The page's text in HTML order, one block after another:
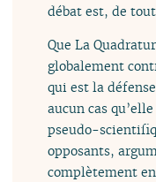
débat est, de
Que La
globalement
qui est la
aucun cas
pseudo-
opposants,
complètement